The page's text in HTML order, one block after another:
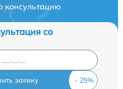
консультацию
со
заявку